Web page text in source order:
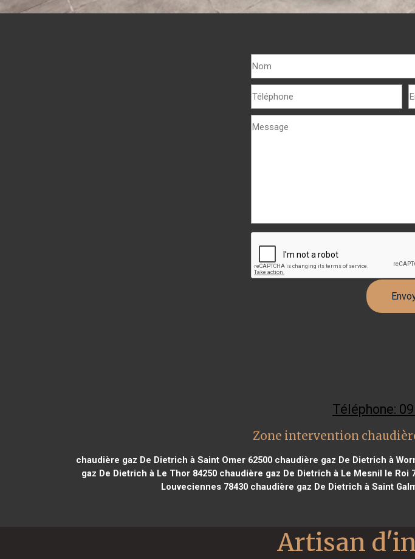
Téléphone:
Zone intervention
chaudière gaz De Dietrich à Saint Omer 62500 chaudière gaz De Dietrich à
gaz De Dietrich à Le Thor 84250 chaudière gaz De Dietrich à Le Mesnil le Roi
Louveciennes 78430 chaudière gaz De Dietrich à Saint
Artisan